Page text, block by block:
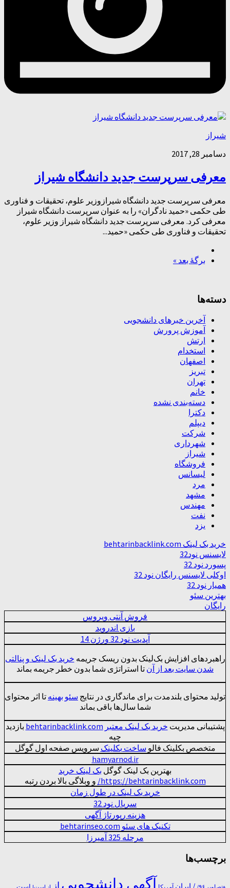
شیراز
دسامبر 28, 2017
معرفی سرپرست جدید دانشگاه شیراز
معرفی سرپرست جدید دانشگاه شیرازوزیر علوم، تحقیقات و فناوری
طی حکمی «حمید نادگران» را به عنوان سرپرست دانشگاه شیراز
معرفی کرد. معرفی سرپرست جدید دانشگاه شیراز وزیر علوم،
تحقیقات و فناوری طی حکمی «حمید...
برگهٔ بعد »
دسته‌ها
آخرین خبرهای دانشجویی
آموزش پرورش
ارتش
استخدام
اصفهان
تبریز
تهران
خانم
دسته‌بندی نشده
دکترا
دیپلم
شرکت
شهرداری
شیراز
فروشگاه
لیسانس
مرد
مشهد
مهندس
نفت
یزد
خرید بک لینک behtarinbacklink.com
لایسنس نود32
پسورد نود 32
اوکلی لایسنس رایگان نود 32
همیار نود 32
بهترین سئو
رایگان
فروش آنتی ویروس
بازی اندروید
آپدیت نود 32 ورژن 14
راهبردهای افزایش بک‌لینک بدون ریسک جریمه خرید بک لینک و پنالتی
شدن سایت بعد از آن تا استراتژی شما بدون خطر جریمه بماند
تولید محتوای بلندمدت برای ماندگاری در نتایج سئو بهینه تا اثر محتوای
شما سال‌ها باقی بماند
پشتیبانی مدیریت خرید بک لینک معتبر behtarinbacklink.com
بازدید
چیه
متخصص بکلینک فالو ساخت بکلینک سرویس صفحه اول گوگل
hamyarnod.ir
بهترین بک لینک گوگل بک لینک خرید
https://behtarinbacklink.com/ و وبلاگی بالا بردن رتبه
خرید بک لینک در طول زمان
سريال نود 32
هزینه رپورتاژ آگهی
تکنیک های سئو behtarinseo.com
مرحله 325 آمیرزا
برچسب‌ها
آگهی دانشجویی از